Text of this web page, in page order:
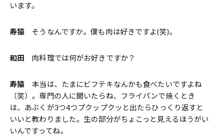
います。
寿猿 そうなんですか。僕も肉は好きですよ(笑)。
和田 肉料理では何がお好きですか？
寿猿 本当は、たまにビフテキなんかも食べたいですよね
（笑）。専門の人に聞いたらね、フライパンで焼くとき
は、あぶくが3つ4つプクップクッと出たらひっくり返すと
いいと教わりました。生の部分がちょこっと見えるほうがい
いんですってね。